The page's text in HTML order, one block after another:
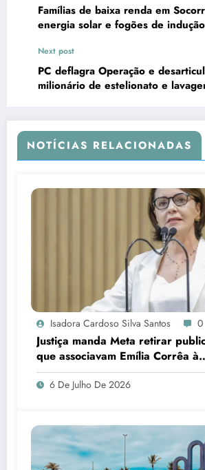
Famílias de baixa renda em
energia solar e fogões de
Next post
PC deflagra Operação e
milionário de estelionato e
NOTÍCIAS RELACIONADAS
Isadora Cardoso Silva Santos 0
Justiça manda Meta retirar
que associavam Emília Corrêa à
corrupção e identificar
6 De Julho De 2026